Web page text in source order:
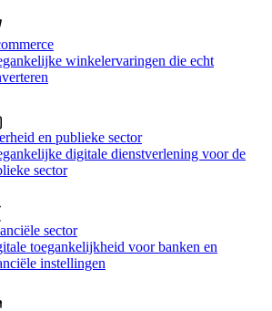
winkelervaringen die echt
en publieke sector
digitale dienstverlening voor de
sector
sector
toegankelijkheid voor banken en
instellingen